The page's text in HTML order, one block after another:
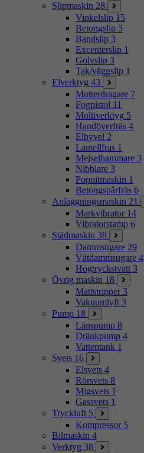
Slipmaskin 28
Vinkelslip 15
Betongslip 5
Bandslip 3
Excenterslip 1
Golvslip 3
Tak/väggslip 1
Elverktyg 43
Mutterdragare 7
Fogpistol 11
Multiverktyg 5
Handöverfräs 4
Elhyvel 2
Lamellfräs 1
Mejselhammare 3
Nibblare 3
Popnitmaskin 1
Betongspårfräs 6
Anläggningsmaskin 21
Markvibrator 14
Vibratorstamp 6
Städmaskin 38
Dammsugare 29
Våtdammsugare 4
Högtryckstvätt 3
Övrig maskin 18
Mattstripper 3
Vakuumlyft 3
Pump 18
Länspump 8
Dränkpump 4
Vattentank 1
Svets 16
Elsvets 4
Rörsvets 8
Migsvets 1
Gassvets 1
Tryckluft 5
Kompressor 5
Bilmaskin 4
Verktyg 38